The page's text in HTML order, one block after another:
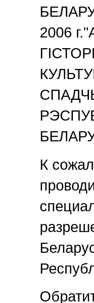
2006
К